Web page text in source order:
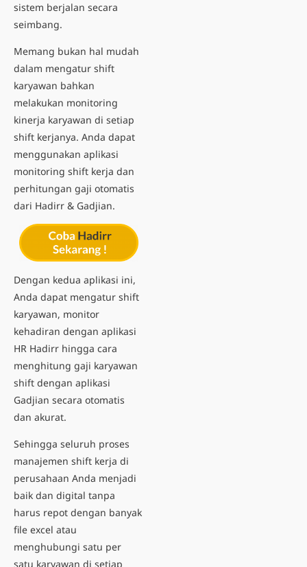
sistem berjalan secara
seimbang.
Memang bukan hal mudah
dalam mengatur shift
karyawan bahkan
melakukan monitoring
kinerja karyawan di setiap
shift kerjanya. Anda dapat
menggunakan aplikasi
monitoring shift kerja dan
perhitungan gaji otomatis
dari Hadirr & Gadjian.
Dengan kedua aplikasi ini,
Anda dapat mengatur shift
karyawan, monitor
kehadiran dengan aplikasi
HR Hadirr hingga cara
menghitung gaji karyawan
shift dengan aplikasi
Gadjian secara otomatis
dan akurat.
Sehingga seluruh proses
manajemen shift kerja di
perusahaan Anda menjadi
baik dan digital tanpa
harus repot dengan banyak
file excel atau
menghubungi satu per
satu karyawan di setiap